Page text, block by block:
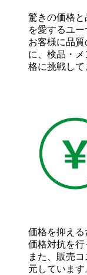
驚きの価格
を愛するユー
お客様に品
に、検品・
格に挑戦して
価格を抑え
価格対抗を行
また、販売
元しています